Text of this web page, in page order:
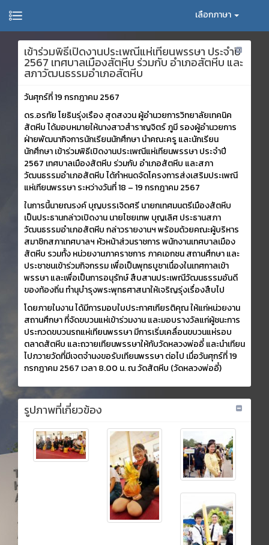
เลือกภาษา
เข้าร่วมพิธีเปิดงานประเพณีแห่เทียนพรรษา ประจำปี
2567 เทศบาลเมืองสัตหีบ ร่วมกับ อำเภอสัตหีบ และ
สภาวัฒนธรรมอำเภอสัตหีบ
วันศุกร์ที่ 19 กรกฎาคม 2567
ดร.อรทัย โยธินรุ่งเรือง สุดสงวน ผู้อำนวยการวิทยาลัยเทคนิค
สัตหีบ ได้มอบหมายให้นางสาวสำราญจิตร์ ภูมี รองผู้อำนวยการ
ฝ่ายพัฒนากิจการนักเรียนนักศึกษา นำคณะครู และนักเรียน
นักศึกษา เข้าร่วมพิธีเปิดงานประเพณีแห่เทียนพรรษา ประจำปี
2567 เทศบาลเมืองสัตหีบ ร่วมกับ อำเภอสัตหีบ และสภา
วัฒนธรรมอำเภอสัตหีบ ได้กำหนดจัดโครงการส่งเสริมประเพณี
แห่เทียนพรรษา ระหว่างวันที่ 18 – 19 กรกฎาคม 2567
ในการนี้นายณรงค์ บุญบรรเจิดศรี นายกเทศมนตรีเมืองสัตหีบ
เป็นประธานกล่าวเปิดงาน นายไชยเทพ บุญเลิศ ประธานสภา
วัฒนธรรมอำเภอสัตหีบ กล่าวรายงานฯ พร้อมด้วยคณะผู้บริหาร
สมาชิกสภาเทศบาลฯ หัวหน้าส่วนราชการ พนักงานเทศบาลเมือง
สัตหีบ รวมทั้ง หน่วยงานภาคราชการ ภาคเอกชน สถานศึกษา และ
ประชาชนเข้าร่วมกิจกรรม เพื่อเป็นพุทธบูชาเนื่องในเทศกาลเข้า
พรรษา และเพื่อเป็นการอนุรักษ์ สืบสานประเพณีวัฒนธรรมอันดี
ของท้องถิ่น ทำนุบำรุงพระพุทธศาสนาให้เจริญรุ่งเรื่องสืบไป
โดยภายในงาน ได้มีการมอบใบประกาศเกียรติคุณ ให้แก่หน่วยงาน
สถานศึกษา ที่จัดขบวนแห่เข้าร่วมงาน และมอบรางวัลแก่ผู้ชนะการ
ประกวดขบวนรถแห่เทียนพรรษา มีการเริ่มเคลื่อนขบวนแห่รอบ
ตลาดสัตหีบ และถวายเทียนพรรษาให้กับวัดหลวงพ่ออี๋ และนำเทียน
ไปภวายวัดที่มีเจตจำนงขอรับเทียนพรรษา ต่อไป เมื่อวันศุกร์ที่ 19
กรกฎาคม 2567 เวลา 8.00 น. ณ วัดสัตหีบ (วัดหลวงพ่ออี๋)
รูปภาพที่เกี่ยวข้อง